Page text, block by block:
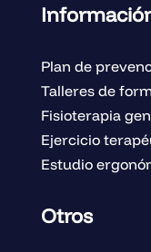
Plan de
Talleres de
Fisioterapia
Ejercicio
Estudio
Otros